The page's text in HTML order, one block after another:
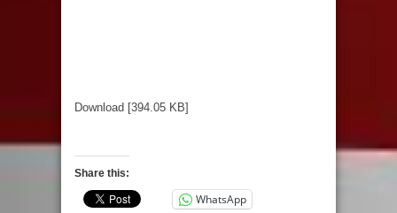
Download [394.05 KB]
Share this:
WhatsApp